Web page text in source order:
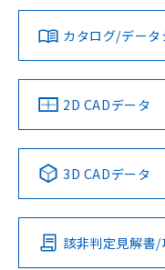
タイムチャート
上、n: 27mm以上
検出領域
ダウンロードデータを
みください。
ソフトウェアの使用条件
対応済み
中国 RoHS 注意事
Pb Hg
O
LR型式承認
（イギリス
船舶規格）
（ノ
No No
こ
その他の認証
カタログ/デー
2D CADデータ
3D CADデータ
該非判定見解書/